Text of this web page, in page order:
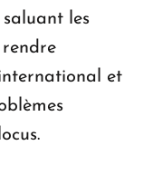
les
et